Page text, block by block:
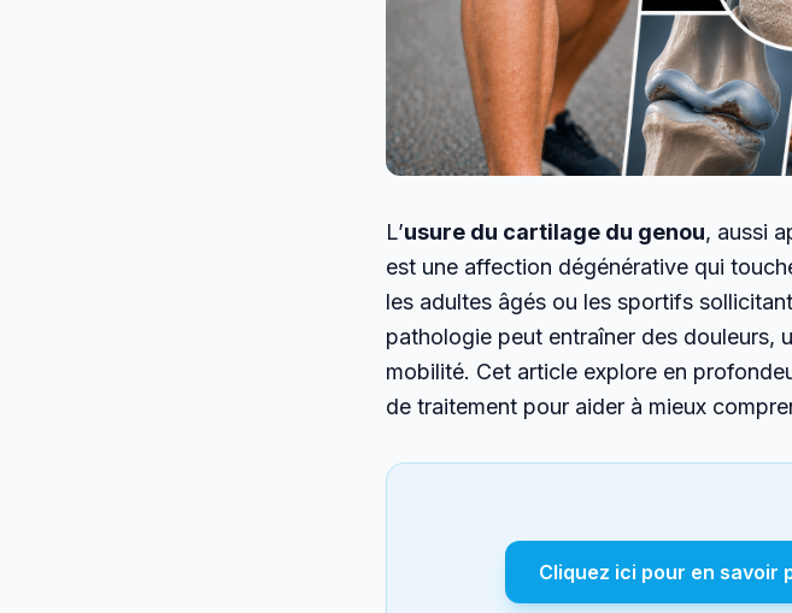
L’usure du cartilage du genou, aussi
est une affection dégénérative qui
les adultes âgés ou les sportifs
pathologie peut entraîner des douleurs,
mobilité. Cet article explore en
de traitement pour aider à mieux
Cliquez ici pour en savoir